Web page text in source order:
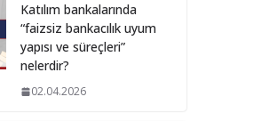
Katılım bankalarında
“faizsiz bankacılık uyum
yapısı ve süreçleri”
nelerdir?
02.04.2026